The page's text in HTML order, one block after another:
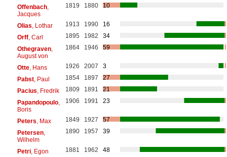
Offenbach,
Jacques
1819 1880 10
Olias , Lothar 1913 1990
16
Orff, Carl 1895 1982
34
Othegraven,
August von
1864 1946 59
Otte, Hans 1926 2007
3
Pabst, Paul 1854 1897
27
Pacius , Fredrik 1809 1891
21
Papandopoulo,
Boris
1906 1991 23
Peters , Max 1849 1927
57
Petersen,
Wilhelm
1890 1957 39
Petri, Egon 1881 1962
48